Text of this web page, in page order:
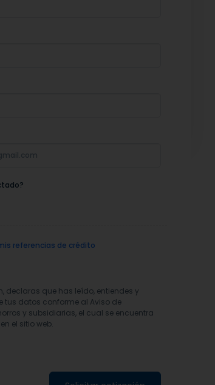
referencias de crédito
declaras que has leído, entiendes y
tus datos conforme al Aviso de
y subsidiarias, el cual se encuentra
el sitio web.